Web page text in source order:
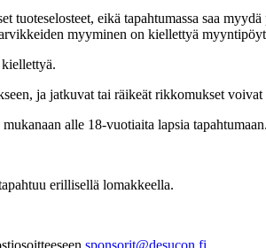
tuoteselosteet, eikä tapahtumassa saa
myyminen on kiellettyä
ja jatkuvat tai räikeät rikkomukset
alle 18-vuotiaita lapsia tapahtumaan.
erillisellä lomakkeella.
sponsorit@desucon.fi